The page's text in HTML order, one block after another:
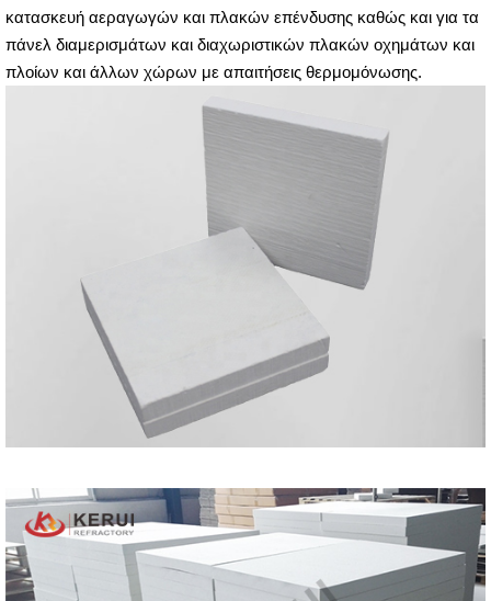
κατασκευή αεραγωγών και πλακών επένδυσης καθώς και για τα
πάνελ διαμερισμάτων και διαχωριστικών πλακών οχημάτων και
πλοίων και άλλων χώρων με απαιτήσεις θερμομόνωσης.